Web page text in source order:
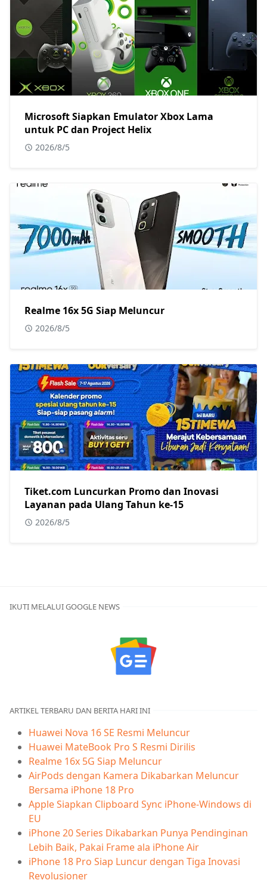
Microsoft Siapkan Emulator Xbox Lama
untuk PC dan Project Helix
2026/8/5
Realme 16x 5G Siap Meluncur
2026/8/5
Tiket.com Luncurkan Promo dan Inovasi
Layanan pada Ulang Tahun ke-15
2026/8/5
IKUTI MELALUI GOOGLE NEWS
ARTIKEL TERBARU DAN BERITA HARI INI
Huawei Nova 16 SE Resmi Meluncur
Huawei MateBook Pro S Resmi Dirilis
Realme 16x 5G Siap Meluncur
AirPods dengan Kamera Dikabarkan Meluncur
Bersama iPhone 18 Pro
Apple Siapkan Clipboard Sync iPhone-Windows di
EU
iPhone 20 Series Dikabarkan Punya Pendinginan
Lebih Baik, Pakai Frame ala iPhone Air
iPhone 18 Pro Siap Luncur dengan Tiga Inovasi
Revolusioner